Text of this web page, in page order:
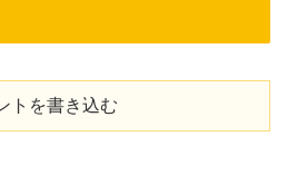
トを書き込む